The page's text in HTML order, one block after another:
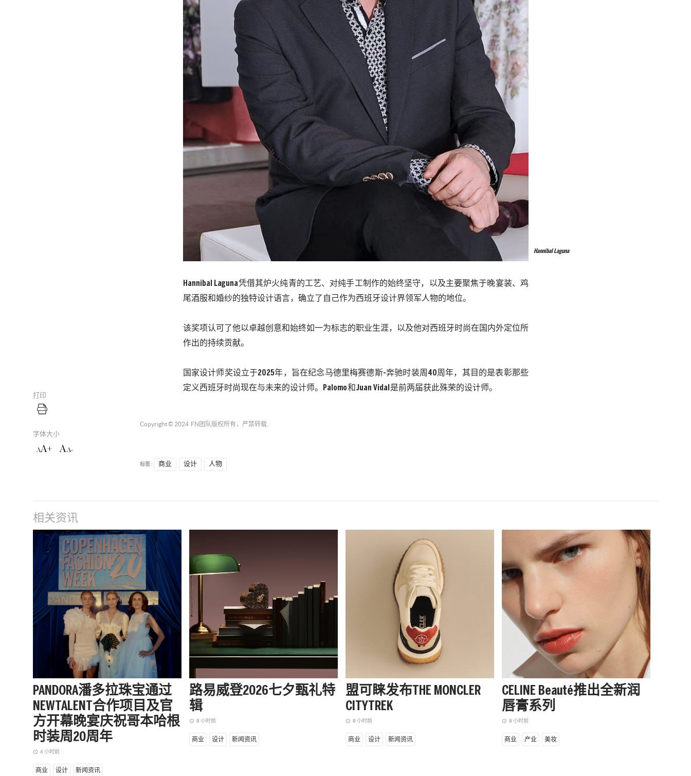
打印
字体大小
AA+ AA-
Hannibal Laguna
Hannibal Laguna凭借其炉火纯青的工艺、对纯手工制作的始终坚守，以及主要聚焦于晚宴装、鸡
尾酒服和婚纱的独特设计语言，确立了自己作为西班牙设计界领军人物的地位。
该奖项认可了他以卓越创意和始终如一为标志的职业生涯，以及他对西班牙时尚在国内外定位所
作出的持续贡献。
国家设计师奖设立于2025年，旨在纪念马德里梅赛德斯-奔驰时装周 40周年，其目的是表彰那些
定义西班牙时尚现在与未来的设计师。
Palomo和 Juan Vidal 是前两届获此殊荣的设计师。
Copyright © 2024 FN团队 版权所有，严禁转载.
标签 : 商业 设计 人物
相关资讯
PANDORA潘多拉珠宝通过
NEWTALENT合作项目及官
方开幕晚宴庆祝哥本哈根
时装周20周年
access_time 6 小时前
商业 设计 新闻资讯
路易威登2026七夕甄礼特
辑
access_time 8 小时前
商业 设计 新闻资讯
盟可睐发布THE MONCLER
CITYTREK
access_time 8 小时前
商业 设计 新闻资讯
CELINE Beauté推出全新润
唇膏系列
access_time 8 小时前
商业 产业 美妆